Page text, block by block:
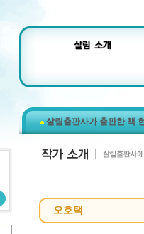
살림출판사가 출판한 책
오호택